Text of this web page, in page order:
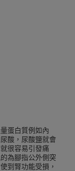
蛋白質例如內
酸，尿酸鹽就會
很容易引發痛
為腳指公外側突
到腎功能受損，